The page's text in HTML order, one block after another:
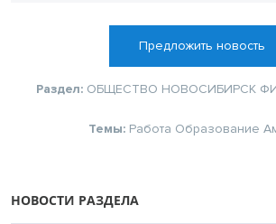
Предложить новость
Раздел: ОБЩЕСТВО НОВОСИБИРСК
Темы: Работа Образование
НОВОСТИ РАЗДЕЛА